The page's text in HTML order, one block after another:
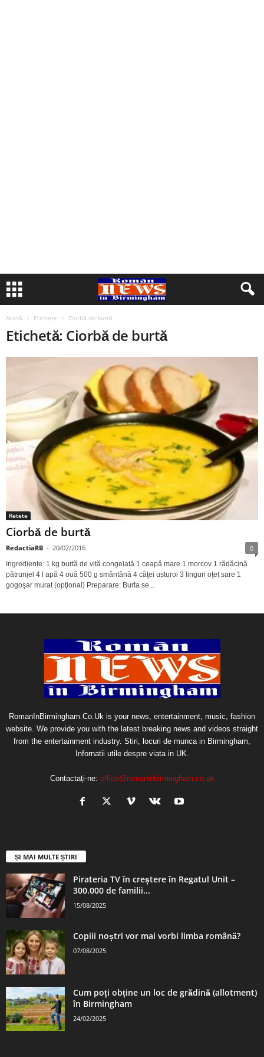
Acasă Etichete Ciorbă de burtă
Etichetă: Ciorbă de burtă
Retete
Ciorbă de burtă
RedactiaRB - 20/02/2016 0
Ingrediente: 1 kg burtă de vită congelată 1 ceapă mare 1 morcov 1 rădăcină
pătrunjel 4 l apă 4 ouă 500 g smântână 4 căţei usturoi 3 linguri oţet sare 1
gogoşar murat (opţional) Preparare: Burta se...
RomanInBirmingham.Co.Uk is your news, entertainment, music, fashion
website. We provide you with the latest breaking news and videos straight
from the entertainment industry. Stiri, locuri de munca in Birmingham,
Infornatii utile despre viata in UK.
Contactați-ne: office@romaninbirmingham.co.uk
ȘI MAI MULTE ȘTIRI
Pirateria TV în creștere în Regatul Unit –
300.000 de familii...
15/08/2025
Copiii noștri vor mai vorbi limba română?
07/08/2025
Cum poți obține un loc de grădină (allotment)
în Birmingham
24/02/2025